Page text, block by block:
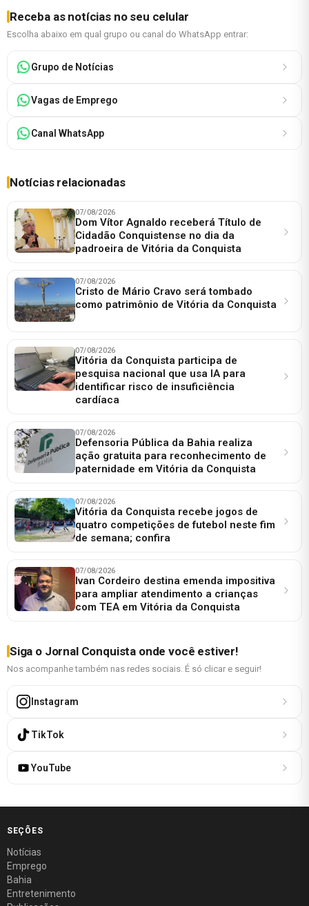
Receba as notícias no seu celular
Escolha abaixo em qual grupo ou canal do WhatsApp entrar:
Grupo de Notícias
Vagas de Emprego
Canal WhatsApp
Notícias relacionadas
07/08/2026
Dom Vítor Agnaldo receberá Título de
Cidadão Conquistense no dia da
padroeira de Vitória da Conquista
07/08/2026
Cristo de Mário Cravo será tombado
como patrimônio de Vitória da Conquista
07/08/2026
Vitória da Conquista participa de
pesquisa nacional que usa IA para
identificar risco de insuficiência
cardíaca
07/08/2026
Defensoria Pública da Bahia realiza
ação gratuita para reconhecimento de
paternidade em Vitória da Conquista
07/08/2026
Vitória da Conquista recebe jogos de
quatro competições de futebol neste fim
de semana; confira
07/08/2026
Ivan Cordeiro destina emenda impositiva
para ampliar atendimento a crianças
com TEA em Vitória da Conquista
Siga o Jornal Conquista onde você estiver!
Nos acompanhe também nas redes sociais. É só clicar e seguir!
Instagram
TikTok
YouTube
SEÇÕES
Notícias
Emprego
Bahia
Entretenimento